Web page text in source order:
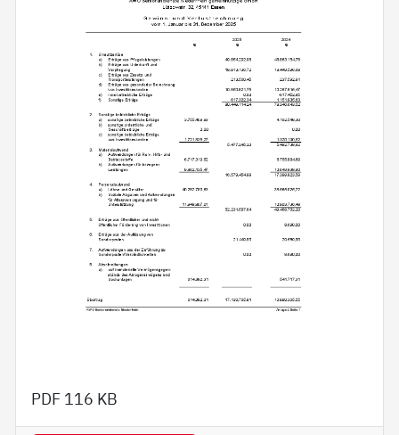
PDF 116 KB